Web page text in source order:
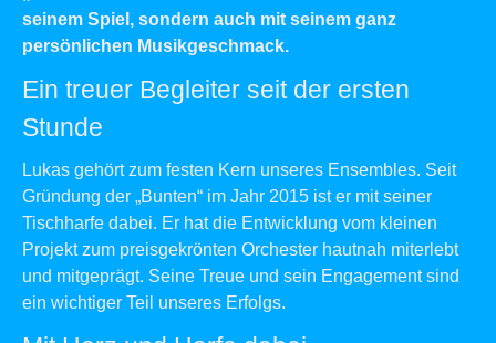
seinem Spiel, sondern auch mit seinem ganz
persönlichen Musikgeschmack.
Ein treuer Begleiter seit der ersten
Stunde
Lukas gehört zum festen Kern unseres Ensembles. Seit
Gründung der „Bunten“ im Jahr 2015 ist er mit seiner
Tischharfe dabei. Er hat die Entwicklung vom kleinen
Projekt zum preisgekrönten Orchester hautnah miterlebt
und mitgeprägt. Seine Treue und sein Engagement sind
ein wichtiger Teil unseres Erfolgs.